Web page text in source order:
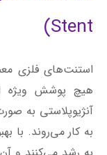
به رشد می‌کنند و
خطر انسداد مجدد
آیا استنت‌های
می‌دهند؟